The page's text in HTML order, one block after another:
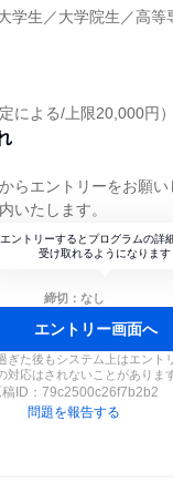
学生／大学院生／高等
による/上限20,000円）
らエントリーをお願い
いたします。
エントリーするとプログラムの詳
受け取れるようになります
締切：なし
エントリー画面へ
ぎた後もシステム上はエント
対応はされないことがあります
ID： 79c2500c26f7b2b2
問題を報告する